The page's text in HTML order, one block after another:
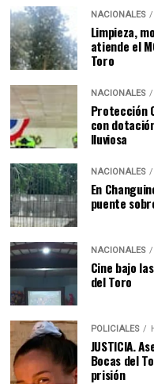
NACIONALES
Limpieza,
atiende el
Toro
NACIONALES
Protección
con
lluviosa
NACIONALES
En
puente
NACIONALES
Cine bajo
del Toro
POLICIALES
JUSTICIA.
Bocas del
prisión